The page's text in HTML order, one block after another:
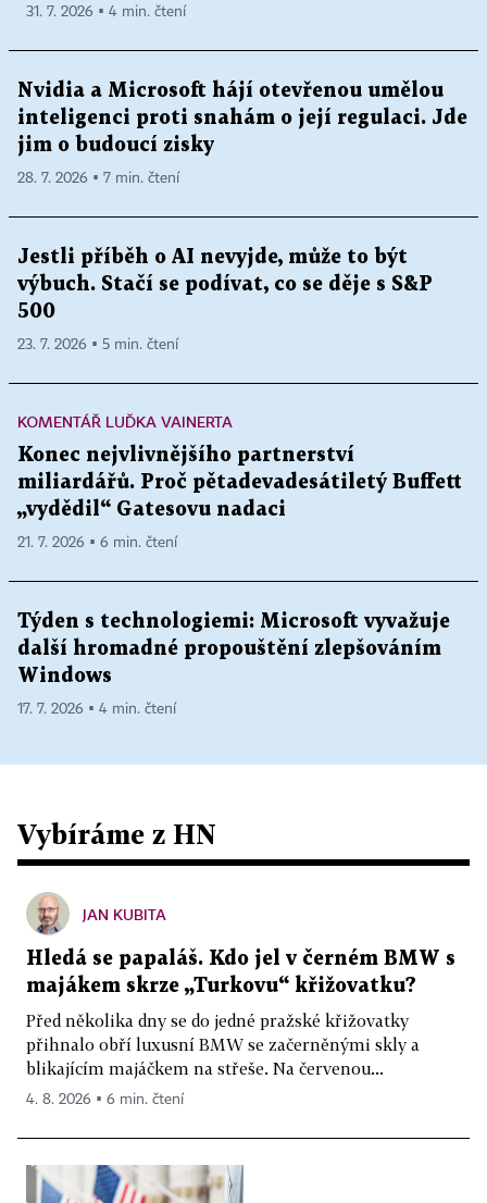
31. 7. 2026 ▪ 4 min. čtení
Nvidia a Microsoft hájí otevřenou umělou
inteligenci proti snahám o její regulaci. Jde
jim o budoucí zisky
28. 7. 2026 ▪ 7 min. čtení
Jestli příběh o AI nevyjde, může to být
výbuch. Stačí se podívat, co se děje s S&P
500
23. 7. 2026 ▪ 5 min. čtení
KOMENTÁŘ LUĎKA VAINERTA
Konec nejvlivnějšího partnerství
miliardářů. Proč pětadevadesátiletý Buffett
„vydědil“ Gatesovu nadaci
21. 7. 2026 ▪ 6 min. čtení
Týden s technologiemi: Microsoft vyvažuje
další hromadné propouštění zlepšováním
Windows
17. 7. 2026 ▪ 4 min. čtení
Vybíráme z HN
JAN KUBITA
Hledá se papaláš. Kdo jel v černém BMW s
majákem skrze „Turkovu“ křižovatku?
Před několika dny se do jedné pražské křižovatky
přihnalo obří luxusní BMW se začerněnými skly a
blikajícím majáčkem na střeše. Na červenou...
4. 8. 2026 ▪ 6 min. čtení